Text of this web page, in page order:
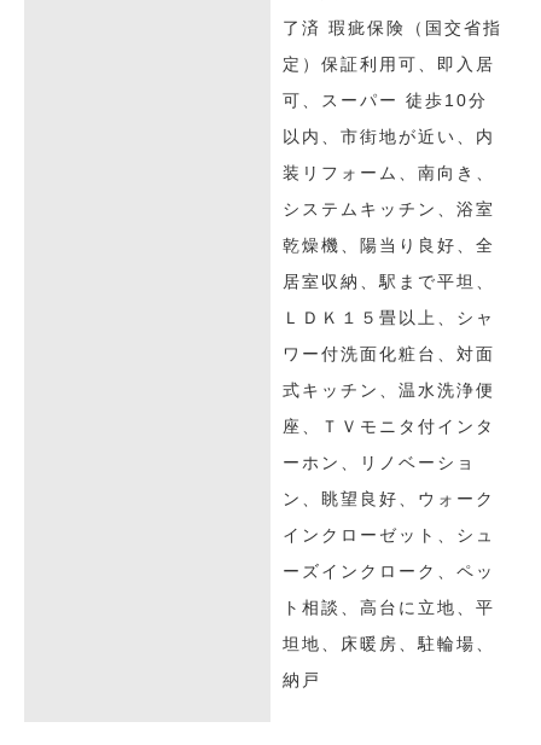
了済 瑕疵保険（国交省指
定）保証利用可、即入居
可、スーパー 徒歩10分
以内、市街地が近い、内
装リフォーム、南向き、
システムキッチン、浴室
乾燥機、陽当り良好、全
居室収納、駅まで平坦、
ＬＤＫ１５畳以上、シャ
ワー付洗面化粧台、対面
式キッチン、温水洗浄便
座、ＴＶモニタ付インタ
ーホン、リノベーショ
ン、眺望良好、ウォーク
インクローゼット、シュ
ーズインクローク、ペッ
ト相談、高台に立地、平
坦地、床暖房、駐輪場、
納戸